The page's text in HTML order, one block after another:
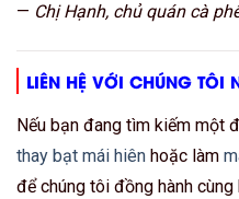
— Chị Hạnh, chủ quán cà
LIÊN HỆ VỚI CHÚNG TÔI
Nếu bạn đang tìm kiếm một
thay bạt mái hiên hoặc làm
để chúng tôi đồng hành cùng